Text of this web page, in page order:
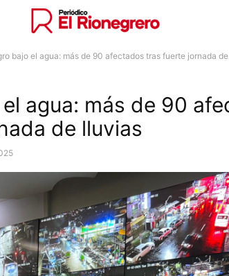
bajo el agua: más de 90 afectados tras fuerte jornada
agua: más de 90
de lluvias